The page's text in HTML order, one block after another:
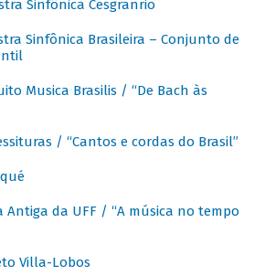
Sinfônica Cesgranrio
Sinfônica Brasileira – Conjunto de
Musica Brasilis / “De Bach às
/ “Cantos e cordas do Brasil”
Antiga da UFF / “A música no tempo
Villa-Lobos